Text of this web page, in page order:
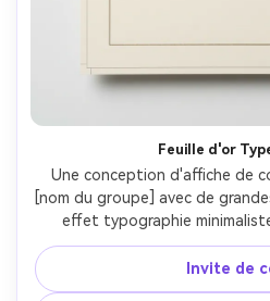
Feuille d'or
Une conception d'affiche de
[nom du groupe] avec de
effet typographie
beaucoup d'espace négatif,
limitée de noir, crème et or
incluant [DATE], [lieu], [ville]
Invite de